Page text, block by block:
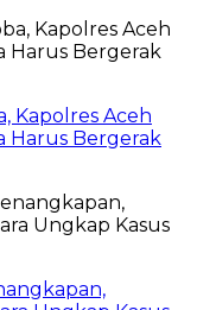
Kapolres Aceh
Harus Bergerak